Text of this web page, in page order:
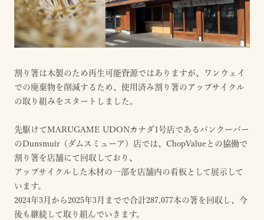
割り箸は木製のため再生可能資源ではありますが、ワンウェイ
での廃棄物を削減するため、使用済み割り箸のアップサイクル
の取り組みをスタートしました。
先駆けてMARUGAME UDONカナダ1号店であるバンクーバー
のDunsmuir（ダムスミューア）店では、ChopValueとの協働で
割り箸を店舗にて回収しており、
アップサイクルした木材の一部を店舗内の看板として展示して
います。
2024年3月から2025年3月までで合計287,077本の箸を回収し、今
後も継続して取り組んでいきます。